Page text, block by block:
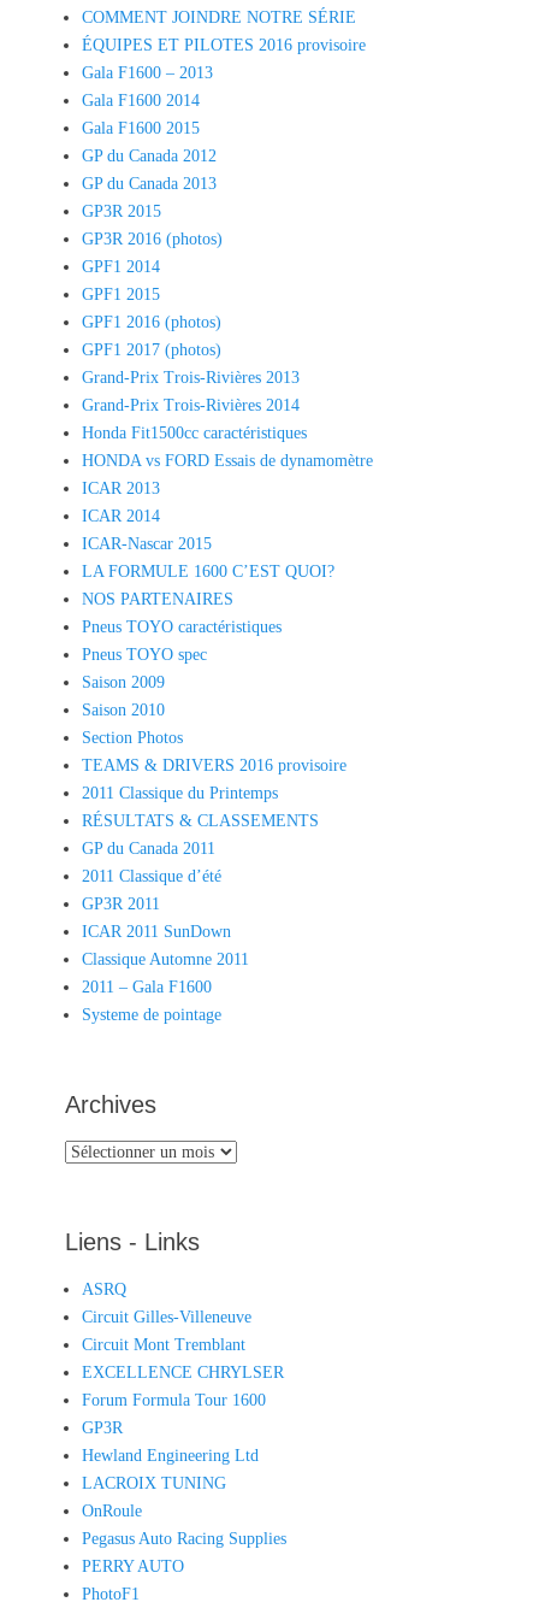
COMMENT JOINDRE NOTRE SÉRIE
ÉQUIPES ET PILOTES 2016 provisoire
Gala F1600 – 2013
Gala F1600 2014
Gala F1600 2015
GP du Canada 2012
GP du Canada 2013
GP3R 2015
GP3R 2016 (photos)
GPF1 2014
GPF1 2015
GPF1 2016 (photos)
GPF1 2017 (photos)
Grand-Prix Trois-Rivières 2013
Grand-Prix Trois-Rivières 2014
Honda Fit1500cc caractéristiques
HONDA vs FORD Essais de dynamomètre
ICAR 2013
ICAR 2014
ICAR-Nascar 2015
LA FORMULE 1600 C’EST QUOI?
NOS PARTENAIRES
Pneus TOYO caractéristiques
Pneus TOYO spec
Saison 2009
Saison 2010
Section Photos
TEAMS & DRIVERS 2016 provisoire
2011 Classique du Printemps
RÉSULTATS & CLASSEMENTS
GP du Canada 2011
2011 Classique d’été
GP3R 2011
ICAR 2011 SunDown
Classique Automne 2011
2011 – Gala F1600
Systeme de pointage
Archives
Archives
Liens - Links
ASRQ
Circuit Gilles-Villeneuve
Circuit Mont Tremblant
EXCELLENCE CHRYLSER
Forum Formula Tour 1600
GP3R
Hewland Engineering Ltd
LACROIX TUNING
OnRoule
Pegasus Auto Racing Supplies
PERRY AUTO
PhotoF1